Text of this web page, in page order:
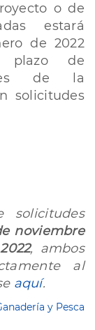
o de
estará
de 2022
plazo de
de la
solicitudes
solicitudes
noviembre
, ambos
al
aquí.
y Pesca